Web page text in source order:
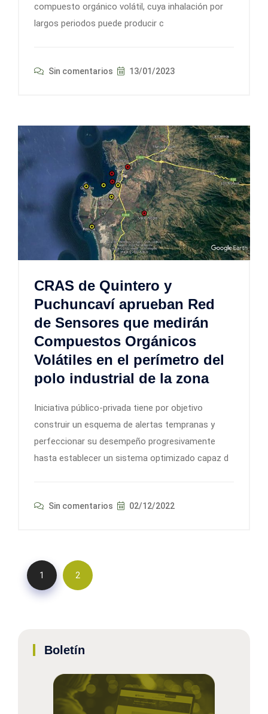
compuesto orgánico volátil, cuya inhalación por
largos periodos puede producir c
Sin comentarios 13/01/2023
CRAS de Quintero y
Puchuncaví aprueban Red
de Sensores que medirán
Compuestos Orgánicos
Volátiles en el perímetro del
polo industrial de la zona
Iniciativa público-privada tiene por objetivo
construir un esquema de alertas tempranas y
perfeccionar su desempeño progresivamente
hasta establecer un sistema optimizado capaz d
Sin comentarios 02/12/2022
1 2
Boletín